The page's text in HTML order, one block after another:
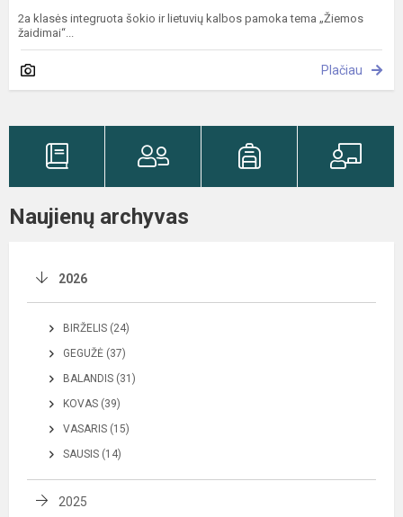
2a klasės integruota šokio ir lietuvių kalbos pamoka tema „Žiemos
žaidimai“...
Plačiau
Naujienų archyvas
2026
BIRŽELIS (24)
GEGUŽĖ (37)
BALANDIS (31)
KOVAS (39)
VASARIS (15)
SAUSIS (14)
2025